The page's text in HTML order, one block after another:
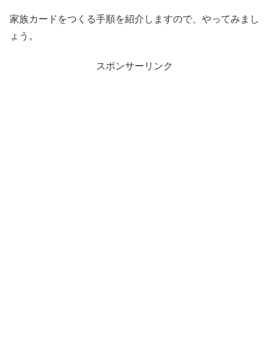
家族カードをつくる手順を紹介しますので、やってみまし
ょう。
スポンサーリンク